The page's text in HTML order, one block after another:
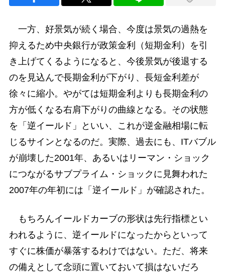
一方、好景気が続く場合、今度は景気の過熱を
抑えるため中央銀行が政策金利（短期金利）を引
き上げてくるようになると、今後景気が後退する
のを見込んで長期金利が下がり、長短金利差が
徐々に縮小。やがては短期金利よりも長期金利の
方が低くなる右肩下がりの曲線となる。その状態
を「逆イールド」といい、これが逆金融相場に転
じるサインとなるのだ。実際、過去にも、ITバブル
が崩壊した2001年、あるいはリーマン・ショック
につながるサブプライム・ショックに見舞われた
2007年の年初には「逆イールド」が確認された。
もちろんイールドカーブの形状は先行指標とい
われるように、逆イールドになったからといって
すぐに株価が暴落するわけではない。ただ、将来
の備えとして念頭に置いておいて損はないだろ